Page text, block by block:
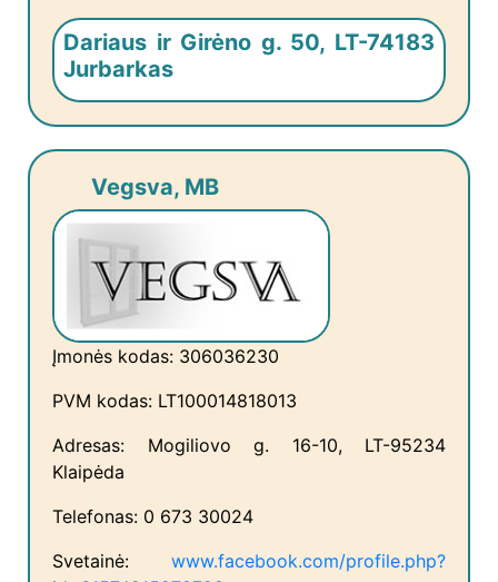
Dariaus ir Girėno g. 50, LT-74183
Jurbarkas
Vegsva, MB
Įmonės kodas: 306036230
PVM kodas: LT100014818013
Adresas: Mogiliovo g. 16-10, LT-95234
Klaipėda
Telefonas: 0 673 30024
Svetainė: www.facebook.com/profile.php?